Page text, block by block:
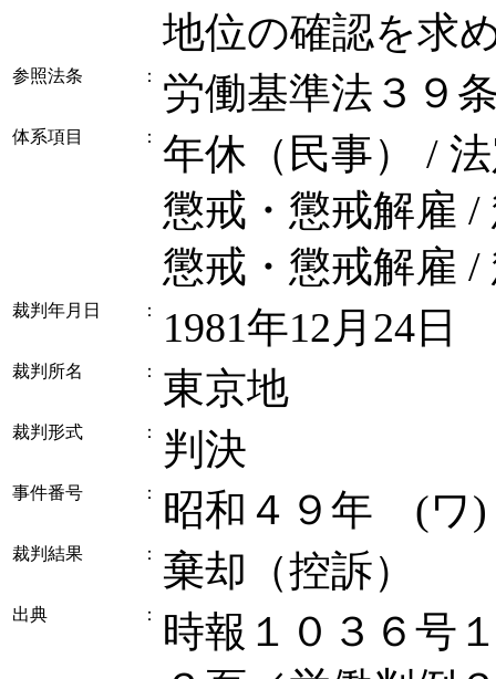
地位の確認を求
参照法条 ： 労働基準法３９
体系項目 ：
年休（民事） /
懲戒・懲戒解雇
懲戒・懲戒解雇
裁判年月日 ： 1981年12月24日
裁判所名 ： 東京地
裁判形式 ： 判決
事件番号 ： 昭和４９年 (
裁判結果 ： 棄却（控訴）
出典 ：
時報１０３６号